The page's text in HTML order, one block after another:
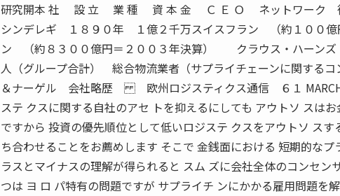
研究開本 社 設 立 業 種 資 本 金 Ｃ Ｅ Ｏ ネットワーク
シンデレギ １８９０年 １億２千万スイスフラン （約１００
ン （約８３００億円＝２００３年決算） クラウス・ハーン
人（グループ合計） 総合物流業者（サプライチェーンに関する
＆ナーゲル 会社略歴 欧州ロジスティクス通信 ６１ MARCH
ステ クスに関する自社のアセ トを抑えるにしても アウトソ スは
ですから 投資の優先順位として低いロジステ クスをアウトソ ス
ち合わせることをお薦めします そこで 金銭面における 短期的な
ラスとマイナスの理解が得られると スム ズに会社全体のコンセン
つは ヨ ロ パ特有の問題ですが サプライチ ンにかかる雇用問題を